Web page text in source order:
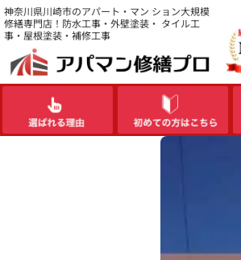
内
容
を
ス
神奈川県川崎市のアパート・マン ション大規模
修繕専門店！防水工事・外壁塗装・ タイル工
事・屋根塗装・補修工事